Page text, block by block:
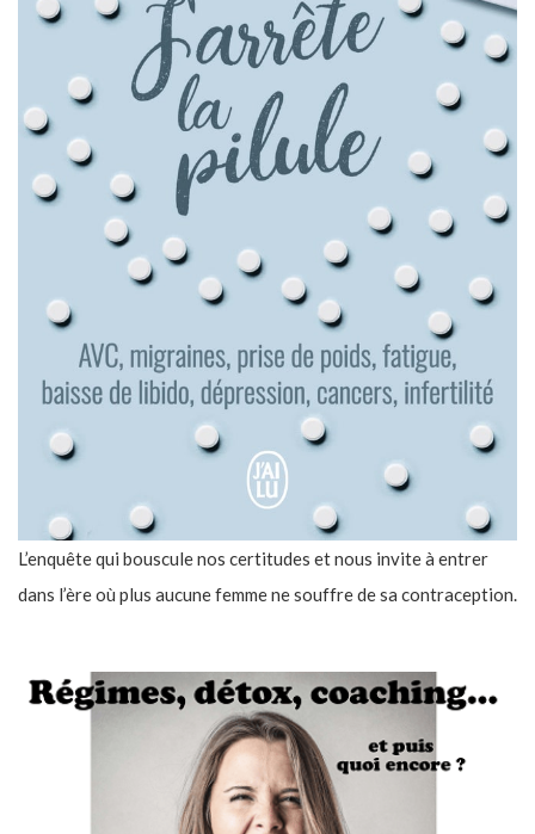
L’enquête qui bouscule nos certitudes et nous invite à entrer
dans l’ère où plus aucune femme ne souffre de sa contraception.